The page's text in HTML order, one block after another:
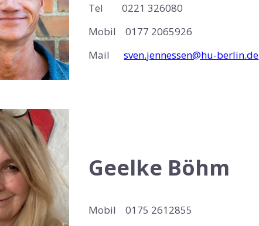
Tel 0221 326080
Mobil 0177 2065926
Mailsven.jennessen@hu-berlin.de
Geelke Böhm
Mobil 0175 2612855